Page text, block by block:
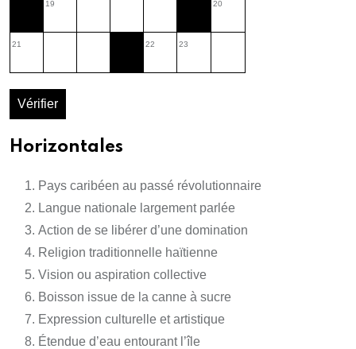
19 20
21 22 23
Vérifier
Horizontales
Pays caribéen au passé révolutionnaire
Langue nationale largement parlée
Action de se libérer d’une domination
Religion traditionnelle haïtienne
Vision ou aspiration collective
Boisson issue de la canne à sucre
Expression culturelle et artistique
Étendue d’eau entourant l’île